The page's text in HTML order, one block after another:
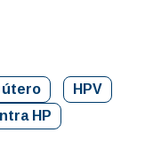
útero
HPV
HP